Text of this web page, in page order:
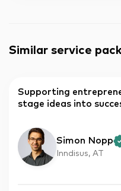
Similar service
Supporting
stage ideas into
Simon Nopp
Inndisus, AT